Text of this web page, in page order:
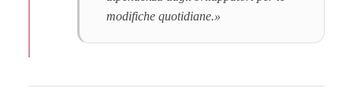
modifiche quotidiane.»